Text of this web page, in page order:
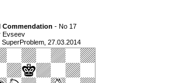
Commendation - No 17
Evseev
SuperProblem, 27.03.2014